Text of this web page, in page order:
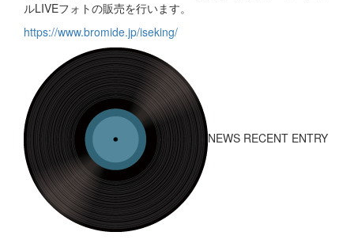
ルLIVEフォトの販売を行います。
https://www.bromide.jp/iseking/
NEWS RECENT ENTRY